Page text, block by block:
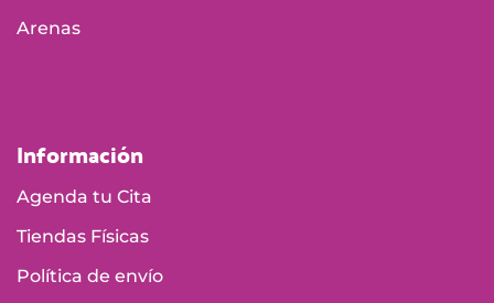
Arenas
Información
Agenda tu Cita
Tiendas Físicas
Política de envío